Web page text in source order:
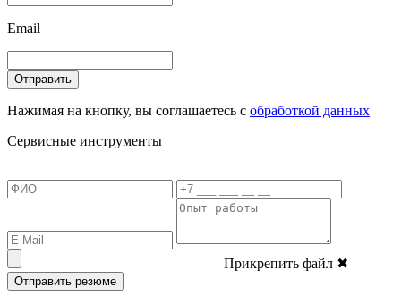
Email
Отправить
Нажимая на кнопку, вы соглашаетесь с обработкой данных
Сервисные инструменты
Прикрепить файл ✖
Отправить резюме